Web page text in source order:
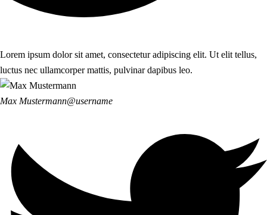
Lorem ipsum dolor sit amet, consectetur adipiscing elit. Ut elit tellus,
luctus nec ullamcorper mattis, pulvinar dapibus leo.
Max Mustermann@username